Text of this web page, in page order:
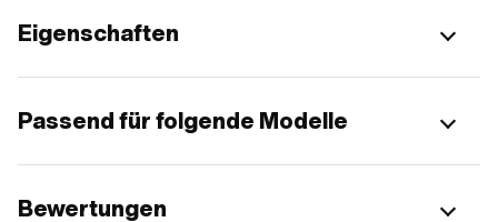
Eigenschaften
Passend für folgende Modelle
Bewertungen